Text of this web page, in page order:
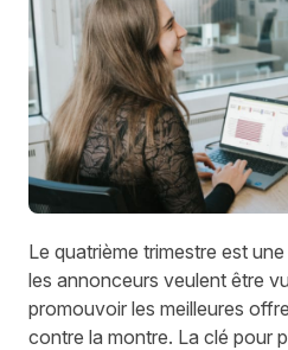
Le quatrième trimestre est
les annonceurs veulent être
promouvoir les meilleures
contre la montre. La clé pour